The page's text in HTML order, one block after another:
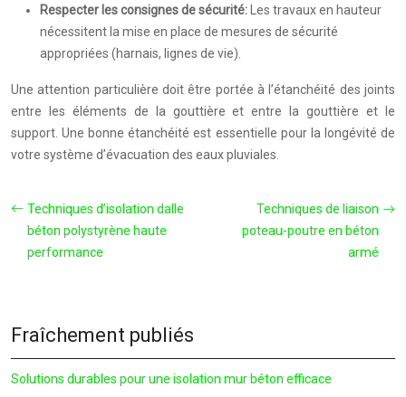
Respecter les consignes de sécurité:
Les travaux en hauteur
nécessitent la mise en place de mesures de sécurité
appropriées (harnais, lignes de vie).
Une attention particulière doit être portée à l’étanchéité des joints
entre les éléments de la gouttière et entre la gouttière et le
support. Une bonne étanchéité est essentielle pour la longévité de
votre système d’évacuation des eaux pluviales.
Techniques d’isolation dalle
béton polystyrène haute
performance
Techniques de liaison
poteau-poutre en béton
armé
Fraîchement publiés
Solutions durables pour une isolation mur béton efficace